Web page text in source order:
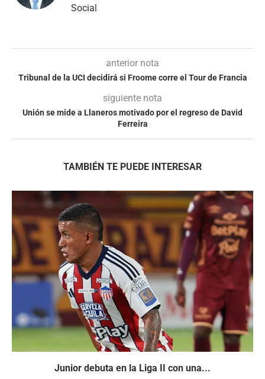
Social
anterior nota
Tribunal de la UCI decidirá si Froome corre el Tour de Francia
siguiente nota
Unión se mide a Llaneros motivado por el regreso de David
Ferreira
TAMBIÉN TE PUEDE INTERESAR
Junior debuta en la Liga II con una...